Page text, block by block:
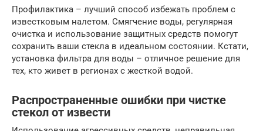
Профилактика – лучший способ избежать проблем с
известковым налетом. Смягчение воды, регулярная
очистка и использование защитных средств помогут
сохранить ваши стекла в идеальном состоянии. Кстати,
установка фильтра для воды – отличное решение для
тех, кто живет в регионах с жесткой водой.
Распространенные ошибки при чистке
стекол от извести